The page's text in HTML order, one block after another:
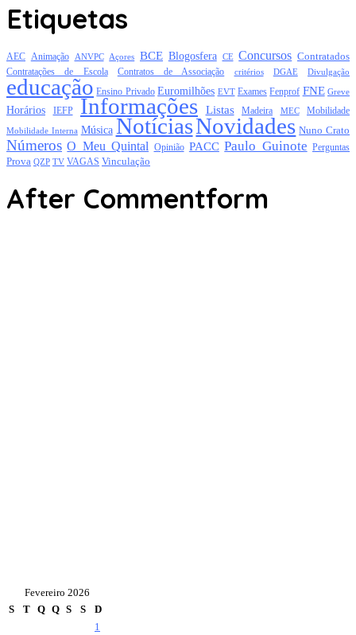
Etiquetas
AEC Animação ANVPC Açores BCE Blogosfera CE Concursos Contratados
Contratações de Escola Contratos de Associação critérios DGAE Divulgação
educação Ensino Privado Euromilhões EVT Exames Fenprof FNE Greve
Horários IEFP Informações Listas Madeira MEC Mobilidade
Mobilidade Interna Música NotíciasNovidades Nuno Crato
Números O Meu Quintal Opinião PACC Paulo Guinote Perguntas
Prova QZP TV VAGAS Vinculação
After Commentform
Fevereiro 2026
S
T Q Q S S
D
1